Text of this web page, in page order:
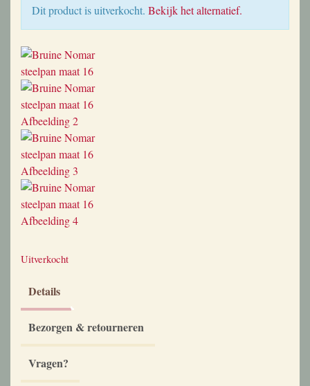
Dit product is uitverkocht. Bekijk het alternatief.
Uitverkocht
Details
Bezorgen & retourneren
Vragen?